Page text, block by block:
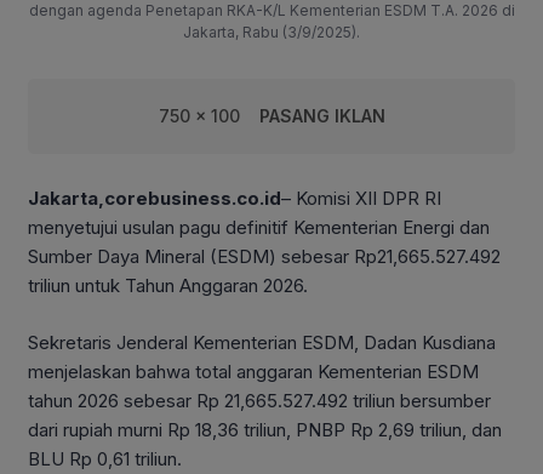
dengan agenda Penetapan RKA-K/L Kementerian ESDM T.A. 2026 di
Jakarta, Rabu (3/9/2025).
750 x 100 PASANG IKLAN
Jakarta,corebusiness.co.id– Komisi XII DPR RI
menyetujui usulan pagu definitif Kementerian Energi dan
Sumber Daya Mineral (ESDM) sebesar Rp21,665.527.492
triliun untuk Tahun Anggaran 2026.
Sekretaris Jenderal Kementerian ESDM, Dadan Kusdiana
menjelaskan bahwa total anggaran Kementerian ESDM
tahun 2026 sebesar Rp 21,665.527.492 triliun bersumber
dari rupiah murni Rp 18,36 triliun, PNBP Rp 2,69 triliun, dan
BLU Rp 0,61 triliun.